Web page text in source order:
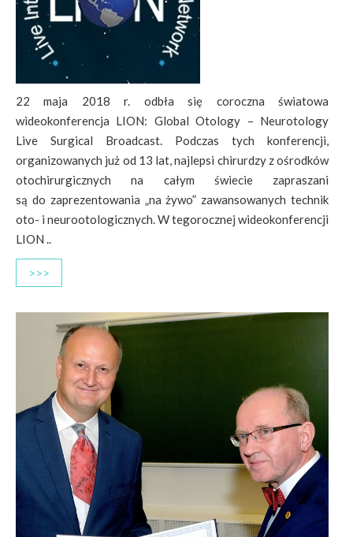
22 maja 2018 r. odbła się coroczna światowa
wideokonferencja LION: Global Otology – Neurotology
Live Surgical Broadcast. Podczas tych konferencji,
organizowanych już od 13 lat, najlepsi chirurdzy z ośrodków
otochirurgicznych na całym świecie zapraszani
są do zaprezentowania „na żywo” zawansowanych technik
oto- i neurootologicznych. W tegorocznej wideokonferencji
LION ..
>>>